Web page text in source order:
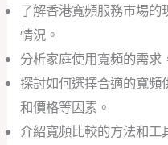
了解香港寬頻服務市場
情況。
分析家庭使用寬頻的需求
探討如何選擇合適的寬
和價格等因素。
介紹寬頻比較的方法和